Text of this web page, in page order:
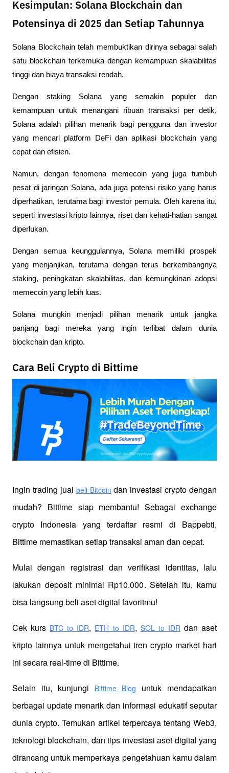
Kesimpulan: Solana Blockchain dan
Potensinya di 2025 dan Setiap Tahunnya
Solana Blockchain telah membuktikan dirinya sebagai salah
satu blockchain terkemuka dengan kemampuan skalabilitas
tinggi dan biaya transaksi rendah.
Dengan staking Solana yang semakin populer dan
kemampuan untuk menangani ribuan transaksi per detik,
Solana adalah pilihan menarik bagi pengguna dan investor
yang mencari platform DeFi dan aplikasi blockchain yang
cepat dan efisien.
Namun, dengan fenomena memecoin yang juga tumbuh
pesat di jaringan Solana, ada juga potensi risiko yang harus
diperhatikan, terutama bagi investor pemula. Oleh karena itu,
seperti investasi kripto lainnya, riset dan kehati-hatian sangat
diperlukan.
Dengan semua keunggulannya, Solana memiliki prospek
yang menjanjikan, terutama dengan terus berkembangnya
staking, peningkatan skalabilitas, dan kemungkinan adopsi
memecoin yang lebih luas.
Solana mungkin menjadi pilihan menarik untuk jangka
panjang bagi mereka yang ingin terlibat dalam dunia
blockchain dan kripto.
Cara Beli Crypto di Bittime
Ingin trading jual beli Bitcoin dan investasi crypto dengan
mudah? Bittime siap membantu! Sebagai exchange
crypto Indonesia yang terdaftar resmi di Bappebti,
Bittime memastikan setiap transaksi aman dan cepat.
Mulai dengan registrasi dan verifikasi identitas, lalu
lakukan deposit minimal Rp10.000. Setelah itu, kamu
bisa langsung beli aset digital favoritmu!
Cek kurs BTC to IDR, ETH to IDR, SOL to IDR dan aset
kripto lainnya untuk mengetahui tren crypto market hari
ini secara real-time di Bittime.
Selain itu, kunjungi Bittime Blog
untuk mendapatkan
berbagai update menarik dan informasi edukatif seputar
dunia crypto. Temukan artikel terpercaya tentang Web3,
teknologi blockchain, dan tips investasi aset digital yang
dirancang untuk memperkaya pengetahuan kamu dalam